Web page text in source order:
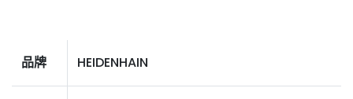
品牌 HEIDENHAIN